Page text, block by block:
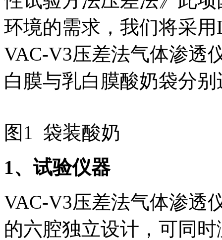
环境的需求，我们将采
VAC-V3压差法气体渗透
白膜与乳白膜酸奶袋分
图1 袋装酸奶
1、试验仪器
VAC-V3压差法气体渗透
的六腔独立设计，可同